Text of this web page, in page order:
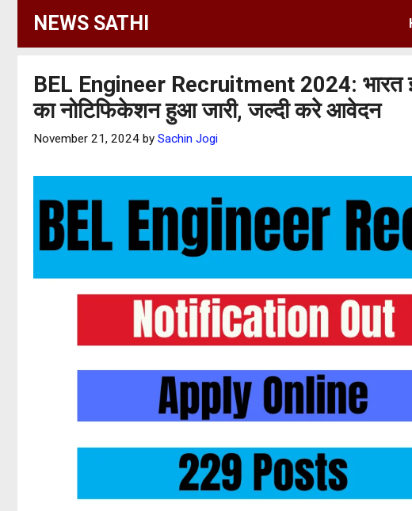
NEWS SATHI
BEL Engineer Recruitment 2024: भारत
का नोटिफिकेशन हुआ जारी, जल्दी करे आवेदन
November 21, 2024 by Sachin Jogi